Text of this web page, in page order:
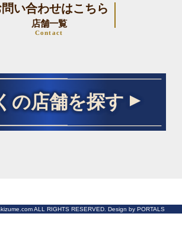
い合わせはこちら
店舗一覧
Contact
の店舗を探す
ALL RIGHTS RESERVED. Design by PORTALS